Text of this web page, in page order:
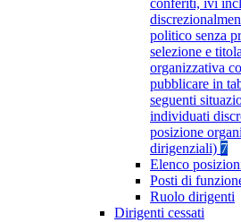
conferiti, ivi
politico senza
selezione e
organizzativa
pubblicare in
seguenti
individuati
posizione
dirigenziali) 7
Elenco
Posti di
Ruolo dirigenti
Dirigenti cessati